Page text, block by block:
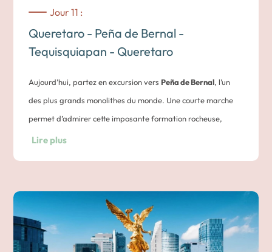
Jour 11 :
Queretaro - Peña de Bernal -
Tequisquiapan - Queretaro
Aujourd’hui, partez en excursion vers Peña de Bernal, l’un
des plus grands monolithes du monde. Une courte marche
permet d’admirer cette imposante formation rocheuse,
considérée comme un lieu emblématique de la région.
ordonnées, sa place centrale dominée par l’église Santa
María et ses marchés artisanaux en font une étape
agréable pour découvrir la vie locale.
De retour à
Querétaro, vous poursuivez votre itinéraire à
Lire plus